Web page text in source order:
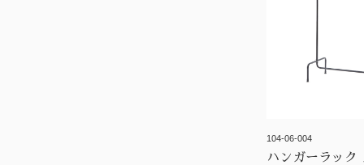
104-06-004
ハンガーラック